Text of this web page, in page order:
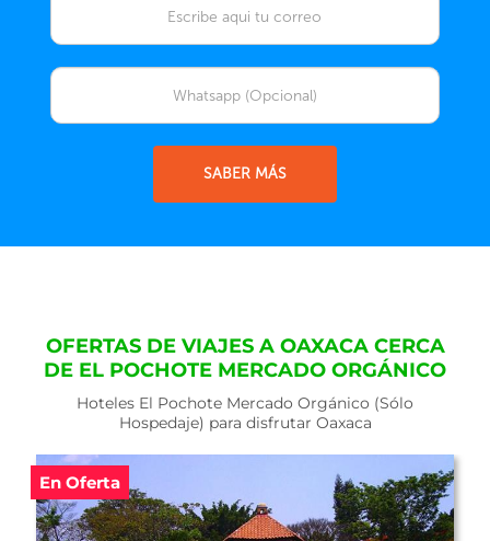
SABER MÁS
OFERTAS DE VIAJES A OAXACA CERCA
DE EL POCHOTE MERCADO ORGÁNICO
Hoteles El Pochote Mercado Orgánico (Sólo
Hospedaje) para disfrutar Oaxaca
En Oferta